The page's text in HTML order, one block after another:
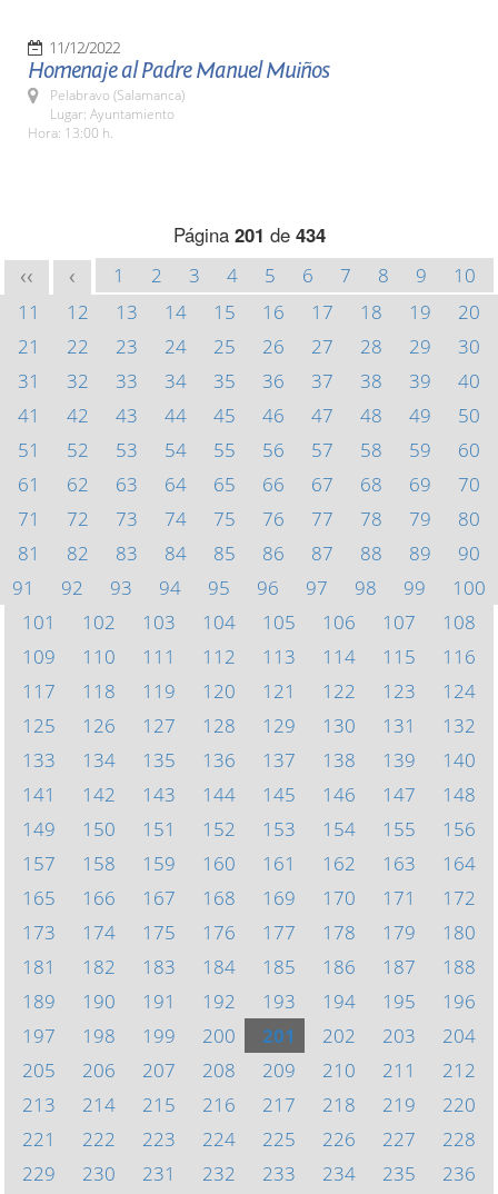
11/12/2022
Homenaje al Padre Manuel Muiños
Pelabravo (Salamanca)
Lugar: Ayuntamiento
Hora: 13:00 h.
Página 201 de 434
<< < 1 2 3 4 5 6 7 8 9
10
11
12 13 14 15 16 17 18 19
20
21
22 23 24 25 26 27 28 29
30
31
32 33 34 35 36 37 38 39
40
41
42 43 44 45 46 47 48 49
50
51
52 53 54 55 56 57 58 59
60
61
62 63 64 65 66 67 68 69
70
71
72 73 74 75 76 77 78 79
80
81
82 83 84 85 86 87 88 89
90
91
92 93 94 95 96 97 98 99
100
101
102 103 104 105 106 107
108
109
110 111 112 113 114 115
116
117
118 119 120 121 122 123
124
125
126 127 128 129 130 131
132
133
134 135 136 137 138 139
140
141
142 143 144 145 146 147
148
149
150 151 152 153 154 155
156
157
158 159 160 161 162 163
164
165
166 167 168 169 170 171
172
173
174 175 176 177 178 179
180
181
182 183 184 185 186 187
188
189
190 191 192 193 194 195
196
197
198 199 200 201 202 203
204
205
206 207 208 209 210 211
212
213
214 215 216 217 218 219
220
221
222 223 224 225 226 227
228
229
230 231 232 233 234 235
236